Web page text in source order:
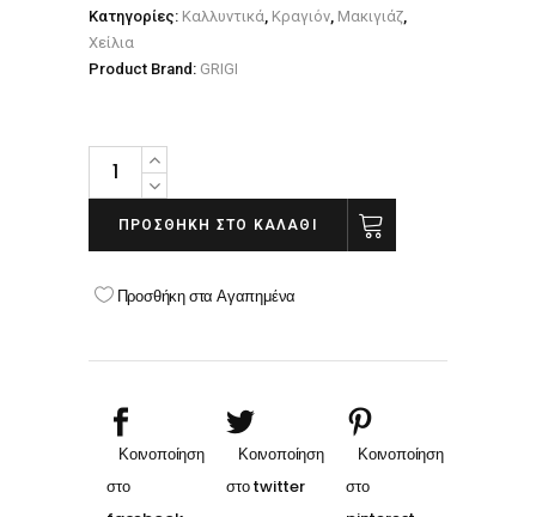
Κατηγορίες: Καλλυντικά, Κραγιόν, Μακιγιάζ,
Χείλια
Product Brand: GRIGI
GRIGI
LIPSTICK
NO
45
ΠΡΟΣΘΉΚΗ ΣΤΟ ΚΑΛΆΘΙ
Προσθήκη στα Αγαπημένα